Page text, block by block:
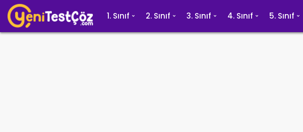
1. Sınıf 2. Sınıf 3. Sınıf 4. Sınıf 5. Sınıf